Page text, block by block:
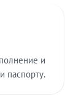
и
паспорту.